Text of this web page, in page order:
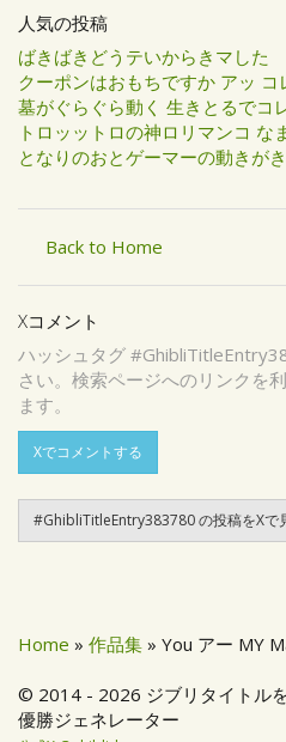
人気の投稿
ばきばきどうテいからきマした
クーポンはおもちですか アッ コ
墓がぐらぐら動く 生きとるでコ
トロッットロの神ロリマンコ な
となりのおとゲーマーの動きが
Back to Home
Xコメント
ハッシュタグ
さい。検索ページへのリンクを
ます。
Xでコメントする
#GhibliTitleEntry383780 の投稿をXで
Home » 作品集 » You アー MY
© 2014 - 2026 ジブリタイトル
優勝ジェネレーター